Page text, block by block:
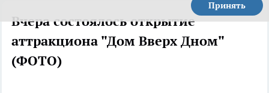
Принять
Вчера состоялось открытие
аттракциона "Дом Вверх Дном"
(ФОТО)